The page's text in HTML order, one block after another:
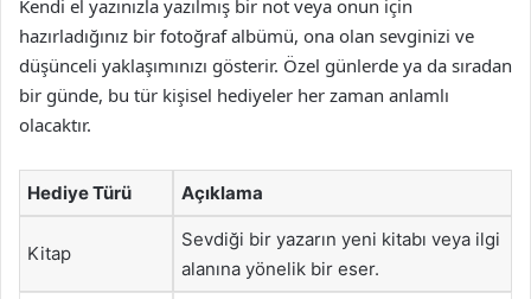
Kendi el yazınızla yazılmış bir not veya onun için
hazırladığınız bir fotoğraf albümü, ona olan sevginizi ve
düşünceli yaklaşımınızı gösterir. Özel günlerde ya da sıradan
bir günde, bu tür kişisel hediyeler her zaman anlamlı
olacaktır.
Hediye Türü Açıklama
Kitap
Sevdiği bir yazarın yeni kitabı veya ilgi
alanına yönelik bir eser.